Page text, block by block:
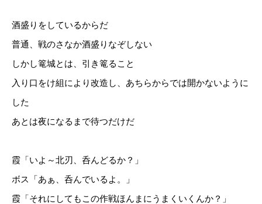
酒盛りをしているからだ
普通、戦のさなか酒盛りなぞしない
しかし篭城とは、引き篭ること
入り口をけ組により改造し、あちらからでは開かないように
した
あとは夜になるまで待つだけだ
霞「いよ～北刃、呑んどるか？」
ボス「あぁ、呑んでいるよ。」
霞「それにしてもこの作戦ほんまにうまくいくんか？」